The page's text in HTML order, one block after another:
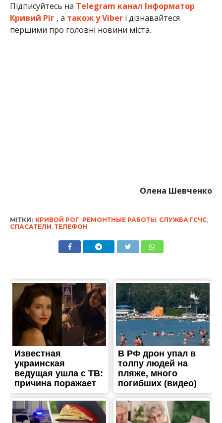
Підписуйтесь на Telegram канал Інформатор
Кривий Ріг , а також у Viberі дізнавайтеся
першими про головні новини міста.
Олена Шевченко
МІТКИ: КРИВОЙ РОГ, РЕМОНТНЫЕ РАБОТЫ, СЛУЖБА ГСЧС,
СПАСАТЕЛИ, ТЕЛЕФОН